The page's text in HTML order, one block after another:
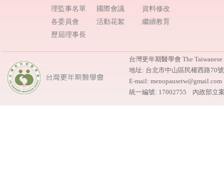
理監事名單
各委員會
歷屆理事長
國際會議
活動花絮
資料修改
繼續教育
台灣更年期醫學會 The
地址: 台北市中山區民權西路70
E-mail:
統一編號: 17002755 內政部立